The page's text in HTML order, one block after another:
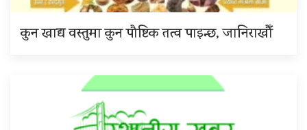
कुन खाद्य वस्तुमा कुन पौष्टिक तत्व पाइन्छ, जानिराखौँ